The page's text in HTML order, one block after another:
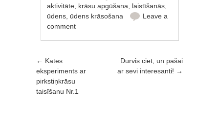
aktivitāte krāsu apgūšana laistīšanās
ūdens ūdens krāsošana
Leave a
comment
Post navigation
← Kates
eksperiments ar
pirkstiņkrāsu
taisīšanu Nr.1
Durvis ciet, un pašai
ar sevi interesanti! →